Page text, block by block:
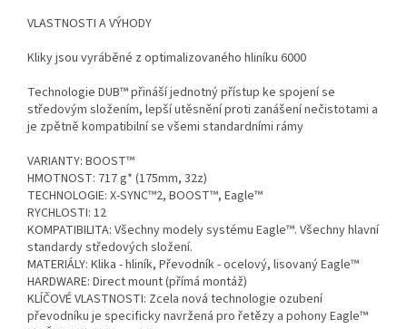
VLASTNOSTI A VÝHODY
Kliky jsou vyráběné z optimalizovaného hliníku 6000
Technologie DUB™ přináší jednotný přístup ke spojení se
středovým složením, lepší utěsnění proti zanášení nečistotami a
je zpětně kompatibilní se všemi standardními rámy
VARIANTY: BOOST™
HMOTNOST: 717 g* (175mm, 32z)
TECHNOLOGIE: X-SYNC™2, BOOST™, Eagle™
RYCHLOSTI: 12
KOMPATIBILITA: Všechny modely systému Eagle™. Všechny hlavní
standardy středových složení.
MATERIÁLY: Klika - hliník, Převodník - ocelový, lisovaný Eagle™
HARDWARE: Direct mount (přímá montáž)
KLÍČOVÉ VLASTNOSTI: Zcela nová technologie ozubení
převodníku je specificky navržená pro řetězy a pohony Eagle™